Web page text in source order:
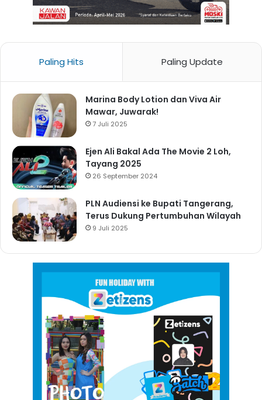
Paling Hits Paling Update
Marina Body Lotion dan Viva Air
Mawar, Juwarak!
7 Juli 2025
Ejen Ali Bakal Ada The Movie 2 Loh,
Tayang 2025
26 September 2024
PLN Audiensi ke Bupati Tangerang,
Terus Dukung Pertumbuhan Wilayah
9 Juli 2025